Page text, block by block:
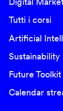
Tutti i corsi
Artificial
Sustainability
Future Toolkit
Calendar